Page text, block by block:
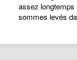
assez longtemps
sommes levés